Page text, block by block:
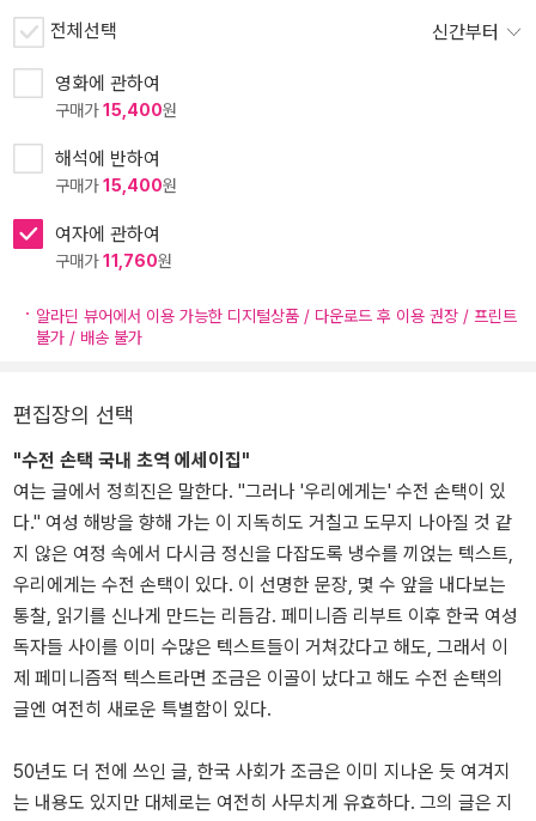
전체선택 신간부터
영화에 관하여
구매가15,400원
해석에 반하여
구매가15,400원
여자에 관하여
구매가11,760원
알라딘 뷰어에서 이용 가능한 디지털상품 / 다운로드 후 이용 권장 / 프린트
불가 / 배송 불가
편집장의 선택
"수전 손택 국내 초역 에세이집"
여는 글에서 정희진은 말한다. "그러나 '우리에게는' 수전 손택이 있
다." 여성 해방을 향해 가는 이 지독히도 거칠고 도무지 나아질 것 같
지 않은 여정 속에서 다시금 정신을 다잡도록 냉수를 끼얹는 텍스트,
우리에게는 수전 손택이 있다. 이 선명한 문장, 몇 수 앞을 내다보는
통찰, 읽기를 신나게 만드는 리듬감. 페미니즘 리부트 이후 한국 여성
독자들 사이를 이미 수많은 텍스트들이 거쳐갔다고 해도, 그래서 이
제 페미니즘적 텍스트라면 조금은 이골이 났다고 해도 수전 손택의
글엔 여전히 새로운 특별함이 있다.
50년도 더 전에 쓰인 글, 한국 사회가 조금은 이미 지나온 듯 여겨지
는 내용도 있지만 대체로는 여전히 사무치게 유효하다. 그의 글은 지